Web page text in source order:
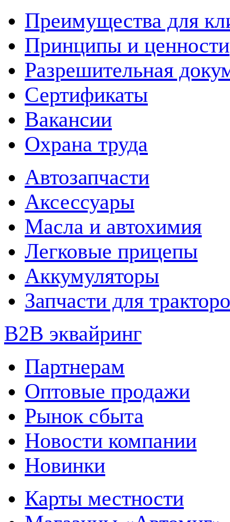
Преимущества для
Принципы и ценности
Разрешительная
Сертификаты
Вакансии
Охрана труда
Автозапчасти
Аксессуары
Масла и автохимия
Легковые прицепы
Аккумуляторы
Запчасти для
B2B эквайринг
Партнерам
Оптовые продажи
Рынок сбыта
Новости компании
Новинки
Карты местности